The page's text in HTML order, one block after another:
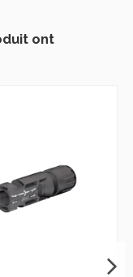
ont